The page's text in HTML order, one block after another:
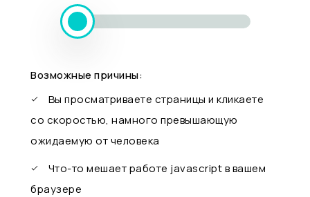
Возможные причины:
Вы просматриваете страницы и кликаете
со скоростью, намного превышающую
ожидаемую от человека
Что-то мешает работе javascript в вашем
браузере